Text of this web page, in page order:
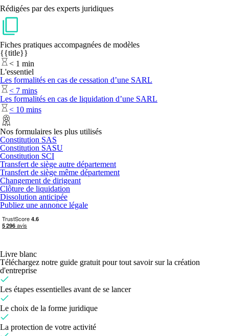
Rédigées par des experts juridiques
Fiches pratiques accompagnées de modèles
{{title}}
< 1 min
L'essentiel
Les formalités en cas de cessation d’une SARL
< 7 mins
Les formalités en cas de liquidation d’une SARL
< 10 mins
Nos formulaires les plus utilisés
Constitution SAS
Constitution SASU
Constitution SCI
Transfert de siège autre département
Transfert de siège même département
Changement de dirigeant
Clôture de liquidation
Dissolution anticipée
Publiez une annonce légale
Livre blanc
Téléchargez notre guide gratuit pour tout savoir sur la création
d'entreprise
Les étapes essentielles avant de se lancer
Le choix de la forme juridique
La protection de votre activité